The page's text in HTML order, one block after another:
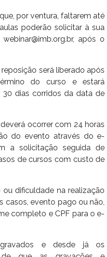
por ventura, faltarem até
poderão solicitar à sua
após o
será liberado após
do curso e estará
dias corridos da data de
ocorrer com 24 horas
do evento através do e-
a solicitação seguida de
de cursos com custo de
dificuldade na realização
casos, evento pago ou não,
completo e CPF para o e-
e desde já os